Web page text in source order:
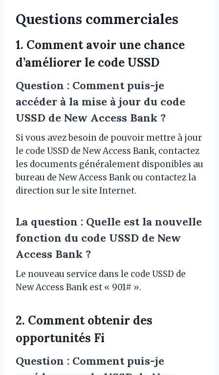
Questions commerciales
1. Comment avoir une chance
d’améliorer le code USSD
Question : Comment puis-je
accéder à la mise à jour du code
USSD de New Access Bank ?
Si vous avez besoin de pouvoir mettre à jour
le code USSD de New Access Bank, contactez
les documents généralement disponibles au
bureau de New Access Bank ou contactez la
direction sur le site Internet.
La question : Quelle est la nouvelle
fonction du code USSD de New
Access Bank ?
Le nouveau service dans le code USSD de
New Access Bank est « 901# ».
2. Comment obtenir des
opportunités Fi
Question : Comment puis-je